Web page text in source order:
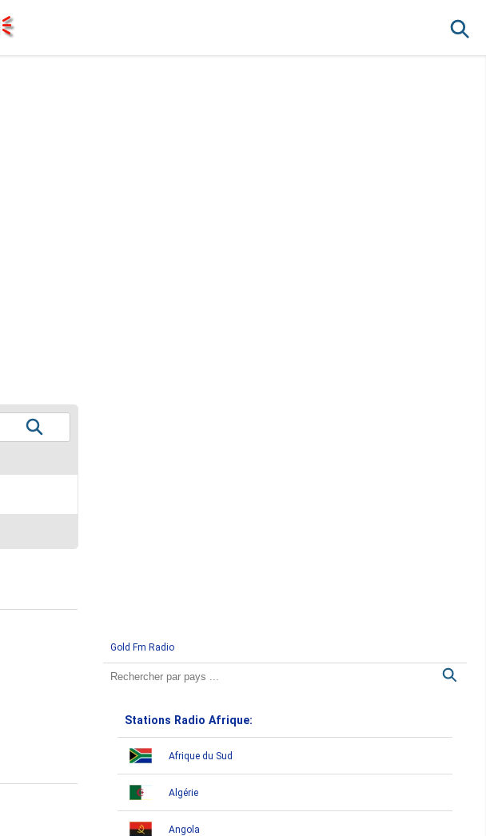
Gold Fm Radio
Stations Radio Afrique:
Afrique du Sud
Algérie
Angola